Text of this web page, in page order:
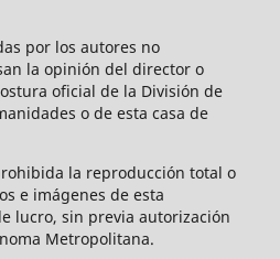
por los autores no
la opinión del director o
oficial de la División de
o de esta casa de
la reproducción total o
e imágenes de esta
lucro, sin previa autorización
Metropolitana.